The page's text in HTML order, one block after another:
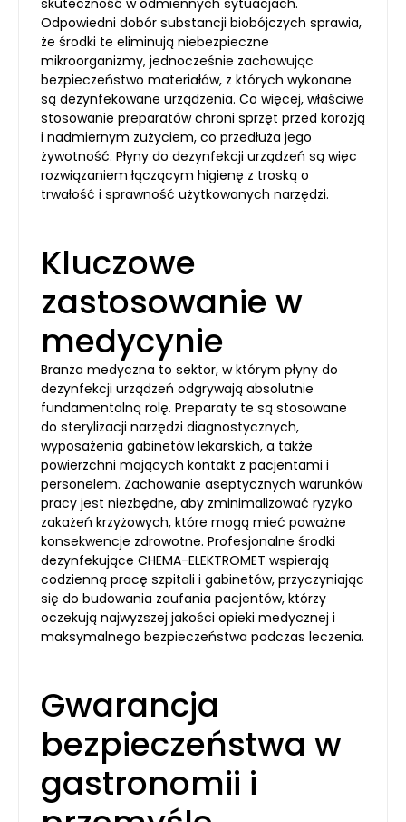
Odpowiedni dobór substancji biobójczych sprawia,
że środki te eliminują niebezpieczne
mikroorganizmy, jednocześnie zachowując
bezpieczeństwo materiałów, z których wykonane
są dezynfekowane urządzenia. Co więcej, właściwe
stosowanie preparatów chroni sprzęt przed korozją
i nadmiernym zużyciem, co przedłuża jego
żywotność. Płyny do dezynfekcji urządzeń są więc
rozwiązaniem łączącym higienę z troską o
trwałość i sprawność użytkowanych narzędzi.
Kluczowe
zastosowanie w
medycynie
Branża medyczna to sektor, w którym płyny do
dezynfekcji urządzeń odgrywają absolutnie
fundamentalną rolę. Preparaty te są stosowane
do sterylizacji narzędzi diagnostycznych,
wyposażenia gabinetów lekarskich, a także
powierzchni mających kontakt z pacjentami i
personelem. Zachowanie aseptycznych warunków
pracy jest niezbędne, aby zminimalizować ryzyko
zakażeń krzyżowych, które mogą mieć poważne
konsekwencje zdrowotne. Profesjonalne środki
dezynfekujące CHEMA-ELEKTROMET wspierają
codzienną pracę szpitali i gabinetów, przyczyniając
się do budowania zaufania pacjentów, którzy
oczekują najwyższej jakości opieki medycznej i
maksymalnego bezpieczeństwa podczas leczenia.
Gwarancja
bezpieczeństwa w
gastronomii i